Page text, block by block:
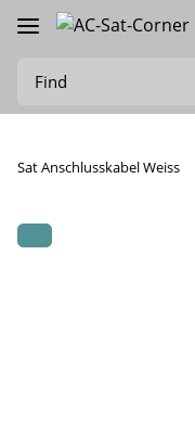
Sat Anschlusskabel Weiss